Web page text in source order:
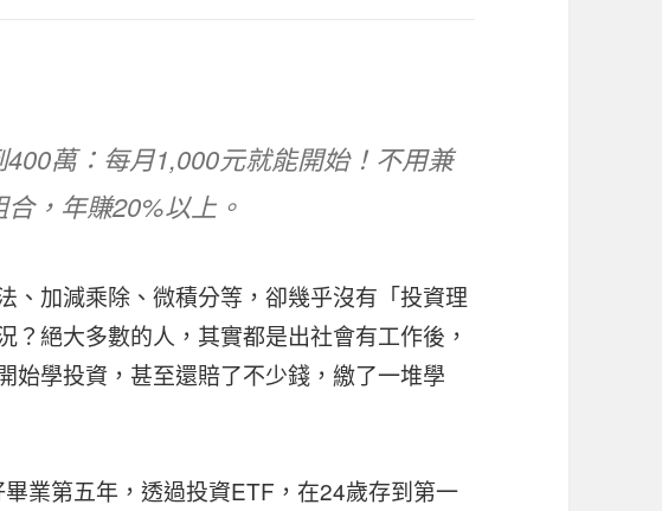
萬：每月1,000元就能開始！不用兼
，年賺20%以上。
、加減乘除、微積分等，卻幾乎沒有「投資理
？絕大多數的人，其實都是出社會有工作後，
始學投資，甚至還賠了不少錢，繳了一堆學
業第五年，透過投資ETF，在24歲存到第一